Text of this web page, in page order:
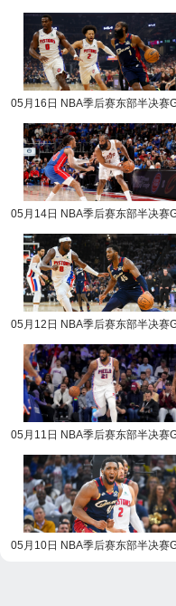
05月16日 NBA季后赛东部半决赛
05月14日 NBA季后赛东部半决赛
05月12日 NBA季后赛东部半决赛
05月11日 NBA季后赛东部半决赛
05月10日 NBA季后赛东部半决赛